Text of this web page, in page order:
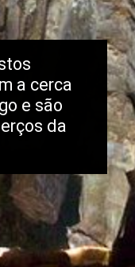
a cerca
e são
da